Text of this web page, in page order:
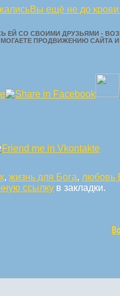
Вы ещё не до
ЕЙ СО СВОИМИ ДРУЗЬЯМИ -
ПРОДВИЖЕНИЮ САЙТА И
,жизнь для Бога,любовь
ссылку в закладки.